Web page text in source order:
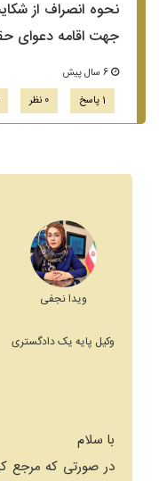
نحوه انصراف از
جهت اقامه دعوای
1 پاسخ
0 نظر
ویدا نجفی
وکیل پایه یک دادگستری
با سلام
در صورتی که مرجع